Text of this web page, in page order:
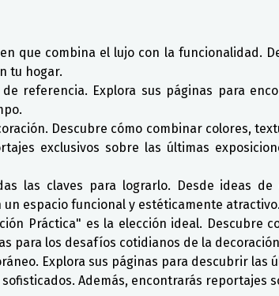
que combina el lujo con la funcionalidad.
tu hogar.
referencia. Explora sus páginas para
Descubre cómo combinar colores,
exclusivos sobre las últimas
las claves para lograrlo. Desde ideas de
espacio funcional y estéticamente
Práctica" es la elección ideal. Descubre
para los desafíos cotidianos de la
Explora sus páginas para descubrir las
Además, encontrarás reportajes